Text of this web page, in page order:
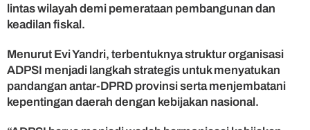
d
n
F
i
s
lintas wilayah demi pemerataan pembangunan dan
keadilan fiskal.
Menurut Evi Yandri, terbentuknya struktur organisasi
ADPSI menjadi langkah strategis untuk menyatukan
pandangan antar-DPRD provinsi serta menjembatani
kepentingan daerah dengan kebijakan nasional.